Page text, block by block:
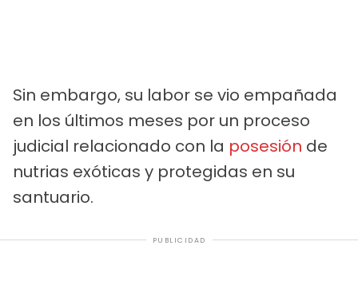
Sin embargo, su labor se vio empañada
en los últimos meses por un proceso
judicial relacionado con la posesión de
nutrias exóticas y protegidas en su
santuario.
PUBLICIDAD